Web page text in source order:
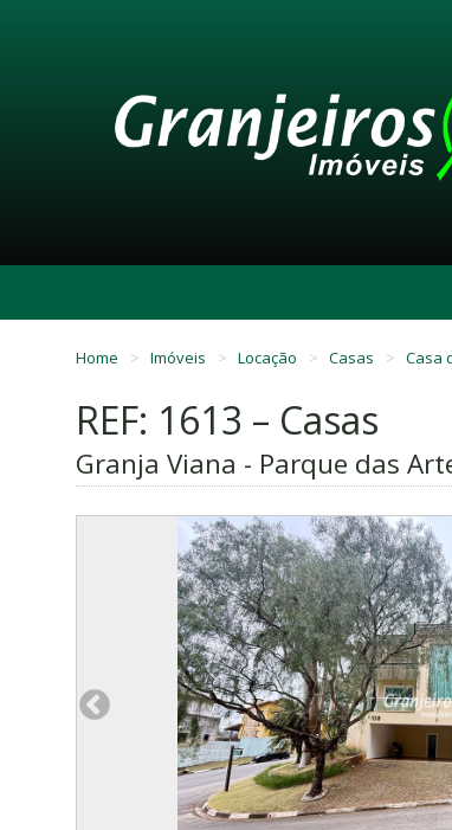
Home Imóveis Locação Casas Casa
REF: 1613 – Casas
Granja Viana - Parque das